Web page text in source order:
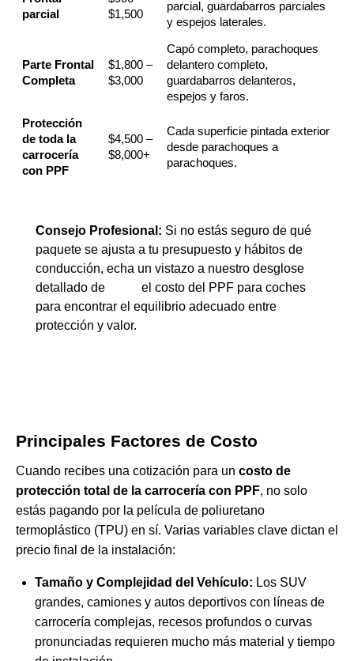
parcial
$1,500
parcial, guardabarros parciales
y espejos laterales.
Parte Frontal
Completa
$1,800 –
$3,000
Capó completo, parachoques
delantero completo,
guardabarros delanteros,
espejos y faros.
Protección
de toda la
carrocería
con PPF
$4,500 –
$8,000+
Cada superficie pintada exterior
desde parachoques a
parachoques.
Consejo Profesional: Si no estás seguro de qué
paquete se ajusta a tu presupuesto y hábitos de
conducción, echa un vistazo a nuestro desglose
detallado de
el costo del PPF para coches
para encontrar el equilibrio adecuado entre
protección y valor.
Principales Factores de Costo
Cuando recibes una cotización para un costo de
protección total de la carrocería con PPF, no solo
estás pagando por la película de poliuretano
termoplástico (TPU) en sí. Varias variables clave dictan el
precio final de la instalación:
Tamaño y Complejidad del Vehículo: Los SUV
grandes, camiones y autos deportivos con líneas de
carrocería complejas, recesos profundos o curvas
pronunciadas requieren mucho más material y tiempo